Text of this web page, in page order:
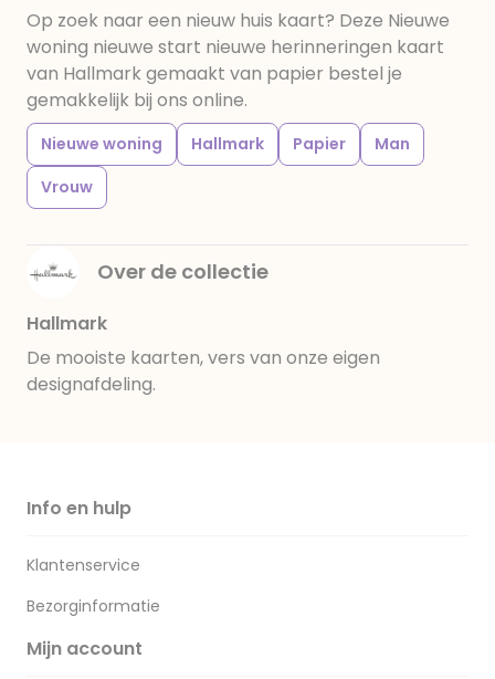
Op zoek naar een nieuw huis kaart? Deze Nieuwe
woning nieuwe start nieuwe herinneringen kaart
van Hallmark gemaakt van papier bestel je
gemakkelijk bij ons online.
Nieuwe woning Hallmark Papier
Man
Vrouw
Over de collectie
Hallmark
De mooiste kaarten, vers van onze eigen
designafdeling.
Info en hulp
Klantenservice
Bezorginformatie
Mijn account